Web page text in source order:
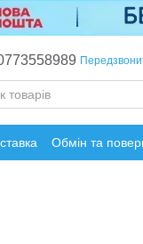
Обмін та